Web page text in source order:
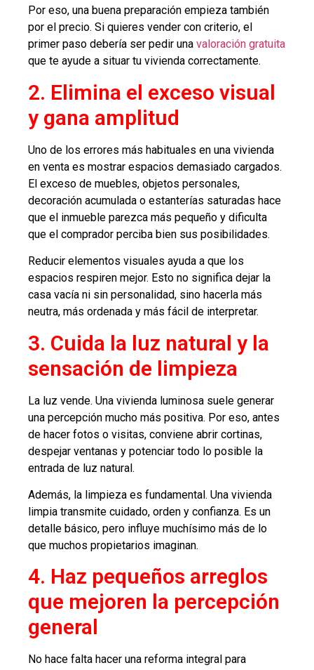
Por eso, una buena preparación empieza también
por el precio. Si quieres vender con criterio, el
primer paso debería ser pedir una valoración gratuita
que te ayude a situar tu vivienda correctamente.
2. Elimina el exceso visual
y gana amplitud
Uno de los errores más habituales en una vivienda
en venta es mostrar espacios demasiado cargados.
El exceso de muebles, objetos personales,
decoración acumulada o estanterías saturadas hace
que el inmueble parezca más pequeño y dificulta
que el comprador perciba bien sus posibilidades.
Reducir elementos visuales ayuda a que los
espacios respiren mejor. Esto no significa dejar la
casa vacía ni sin personalidad, sino hacerla más
neutra, más ordenada y más fácil de interpretar.
3. Cuida la luz natural y la
sensación de limpieza
La luz vende. Una vivienda luminosa suele generar
una percepción mucho más positiva. Por eso, antes
de hacer fotos o visitas, conviene abrir cortinas,
despejar ventanas y potenciar todo lo posible la
entrada de luz natural.
Además, la limpieza es fundamental. Una vivienda
limpia transmite cuidado, orden y confianza. Es un
detalle básico, pero influye muchísimo más de lo
que muchos propietarios imaginan.
4. Haz pequeños arreglos
que mejoren la percepción
general
No hace falta hacer una reforma integral para